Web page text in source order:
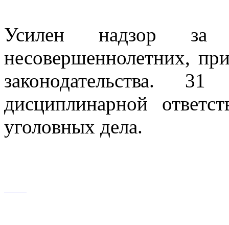
Усилен надзор за
несовершеннолетних,
законодательства.
дисциплинарной
уголовных дела.